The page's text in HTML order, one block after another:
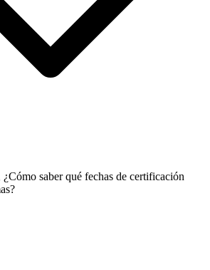
saber qué fechas de certificación